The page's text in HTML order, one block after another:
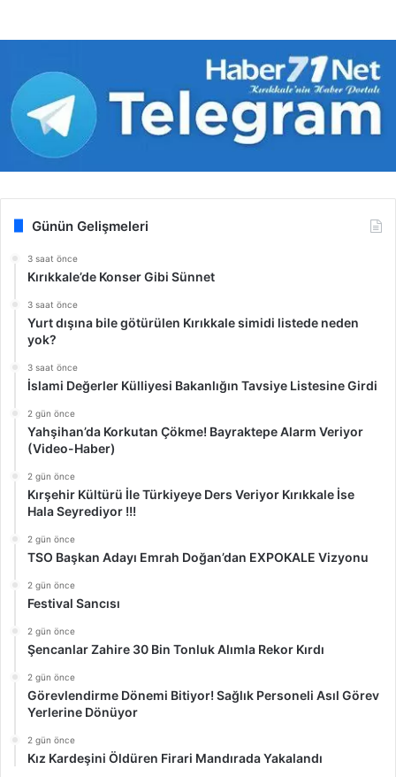
Günün Gelişmeleri
3 saat önce
Kırıkkale’de Konser Gibi Sünnet
3 saat önce
Yurt dışına bile götürülen Kırıkkale simidi listede neden
yok?
3 saat önce
İslami Değerler Külliyesi Bakanlığın Tavsiye Listesine Girdi
2 gün önce
Yahşihan’da Korkutan Çökme! Bayraktepe Alarm Veriyor
(Video-Haber)
2 gün önce
Kırşehir Kültürü İle Türkiyeye Ders Veriyor Kırıkkale İse
Hala Seyrediyor !!!
2 gün önce
TSO Başkan Adayı Emrah Doğan’dan EXPOKALE Vizyonu
2 gün önce
Festival Sancısı
2 gün önce
Şencanlar Zahire 30 Bin Tonluk Alımla Rekor Kırdı
2 gün önce
Görevlendirme Dönemi Bitiyor! Sağlık Personeli Asıl Görev
Yerlerine Dönüyor
2 gün önce
Kız Kardeşini Öldüren Firari Mandırada Yakalandı